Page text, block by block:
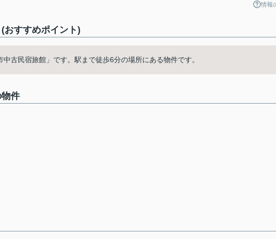
情報
おすすめポイント)
古民宿旅館」です。駅まで徒歩6分の場所にある物件です。
件